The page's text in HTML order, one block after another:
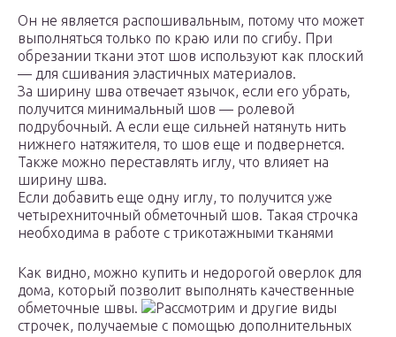
Он не является распошивальным, потому что может
выполняться только по краю или по сгибу. При
обрезании ткани этот шов используют как плоский
— для сшивания эластичных материалов.
За ширину шва отвечает язычок, если его убрать,
получится минимальный шов — ролевой
подрубочный. А если еще сильней натянуть нить
нижнего натяжителя, то шов еще и подвернется.
Также можно переставлять иглу, что влияет на
ширину шва.
Если добавить еще одну иглу, то получится уже
четырехниточный обметочный шов. Такая строчка
необходима в работе с трикотажными тканями
Как видно, можно купить и недорогой оверлок для
дома, который позволит выполнять качественные
обметочные швы.
Рассмотрим и другие виды
строчек, получаемые с помощью дополнительных